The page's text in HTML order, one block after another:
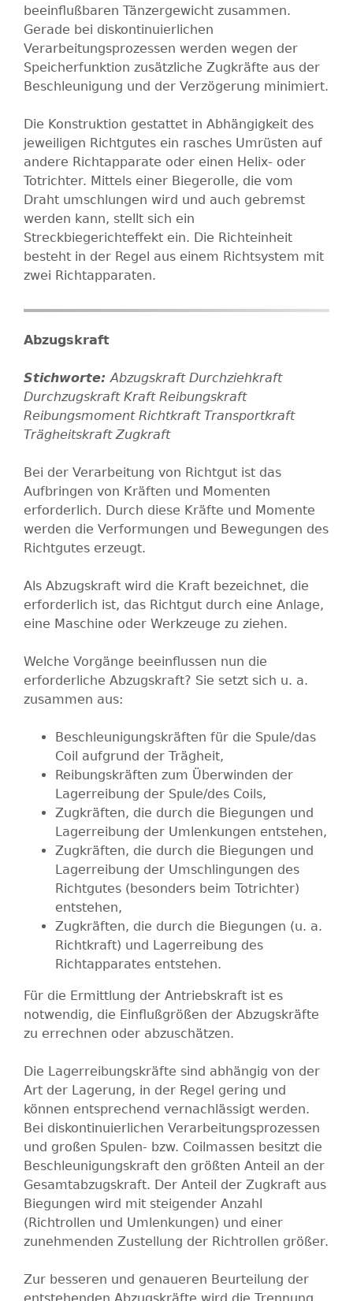
beeinflußbaren Tänzergewicht zusammen.
Gerade bei diskontinuierlichen
Verarbeitungsprozessen werden wegen der
Speicherfunktion zusätzliche Zugkräfte aus der
Beschleunigung und der Verzögerung minimiert.
Die Konstruktion gestattet in Abhängigkeit des
jeweiligen Richtgutes ein rasches Umrüsten auf
andere Richtapparate oder einen Helix- oder
Totrichter. Mittels einer Biegerolle, die vom
Draht umschlungen wird und auch gebremst
werden kann, stellt sich ein
Streckbiegerichteffekt ein. Die Richteinheit
besteht in der Regel aus einem Richtsystem mit
zwei Richtapparaten.
Abzugskraft
Abzugskraft Durchziehkraft
Durchzugskraft Kraft Reibungskraft
Reibungsmoment Richtkraft Transportkraft
Trägheitskraft Zugkraft
Bei der Verarbeitung von Richtgut ist das
Aufbringen von Kräften und Momenten
erforderlich. Durch diese Kräfte und Momente
werden die Verformungen und Bewegungen des
Richtgutes erzeugt.
Als Abzugskraft wird die Kraft bezeichnet, die
erforderlich ist, das Richtgut durch eine Anlage,
eine Maschine oder Werkzeuge zu ziehen.
Welche Vorgänge beeinflussen nun die
erforderliche Abzugskraft? Sie setzt sich u. a.
zusammen aus:
Beschleunigungskräften für die Spule/das
Coil aufgrund der Trägheit,
Reibungskräften zum Überwinden der
Lagerreibung der Spule/des Coils,
Zugkräften, die durch die Biegungen und
Lagerreibung der Umlenkungen entstehen,
Zugkräften, die durch die Biegungen und
Lagerreibung der Umschlingungen des
Richtgutes (besonders beim Totrichter)
entstehen,
Zugkräften, die durch die Biegungen (u. a.
Richtkraft) und Lagerreibung des
Richtapparates entstehen.
Für die Ermittlung der Antriebskraft ist es
notwendig, die Einflußgrößen der Abzugskräfte
zu errechnen oder abzuschätzen.
Die Lagerreibungskräfte sind abhängig von der
Art der Lagerung, in der Regel gering und
können entsprechend vernachlässigt werden.
Bei diskontinuierlichen Verarbeitungsprozessen
und großen Spulen- bzw. Coilmassen besitzt die
Beschleunigungskraft den größten Anteil an der
Gesamtabzugskraft. Der Anteil der Zugkraft aus
Biegungen wird mit steigender Anzahl
(Richtrollen und Umlenkungen) und einer
zunehmenden Zustellung der Richtrollen größer.
Zur besseren und genaueren Beurteilung der